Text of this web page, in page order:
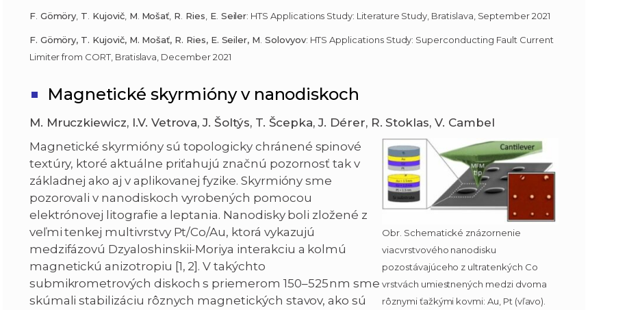
F. Gömöry, T. Kujovič,M. Mošať, R. Ries,E. Seiler: HTS Applications Study: Literature Study, Bratislava, September 2021
F. Gömöry, T. Kujovič, M. Mošať, R. Ries, E. Seiler, M. Solovyov: HTS Applications Study: Superconducting Fault Current
Limiter from CORT, Bratislava, December 2021
Magnetické skyrmióny v nanodiskoch
M. Mruczkiewicz, I.V. Vetrova, J. Šoltýs, T. Šcepka, J. Dérer, R. Stoklas, V. Cambel
Magnetické skyrmióny sú topologicky chránené spinové
textúry, ktoré aktuálne priťahujú značnú pozornosť tak v
základnej ako aj v aplikovanej fyzike. Skyrmióny sme
pozorovali v nanodiskoch vyrobených pomocou
elektrónovej litografie a leptania. Nanodisky boli zložené z
veľmi tenkej multivrstvy Pt/Co/Au, ktorá vykazujú
medzifázovú Dzyaloshinskii-Moriya interakciu a kolmú
magnetickú anizotropiu [1, 2]. V takýchto
submikrometrových diskoch s priemerom 150–525 nm sme
skúmali stabilizáciu rôznych magnetických stavov, ako sú
Obr. Schematické znázornenie
viacvrstvového nanodisku
pozostávajúceho z ultratenkých Co
vrstvách umiestnených medzi dvoma
rôznymi ťažkými kovmi: Au, Pt (vľavo).